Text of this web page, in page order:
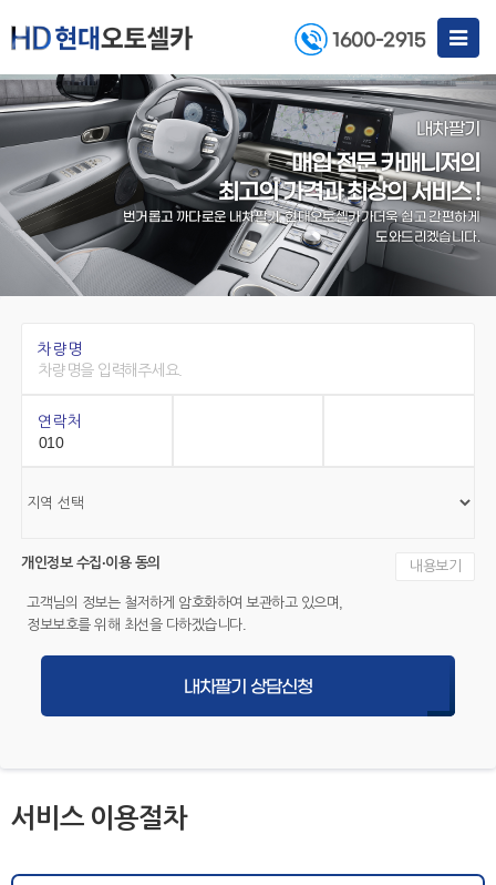
Toggle
1600-2915
내차팔기
매입 전문 카매니저의
최고의 가격과 최상의 서비스 !
번거롭고 까다로운 내차팔기, 현대오토셀카가더욱 쉽고 간편하게
도와드리겠습니다.
차량명
연락처
개인정보 수집·이용 동의 내용보기
고객님의 정보는 철저하게 암호화하여 보관하고 있으며,
정보보호를 위해 최선을 다하겠습니다.
내차팔기 상담신청
서비스 이용절차